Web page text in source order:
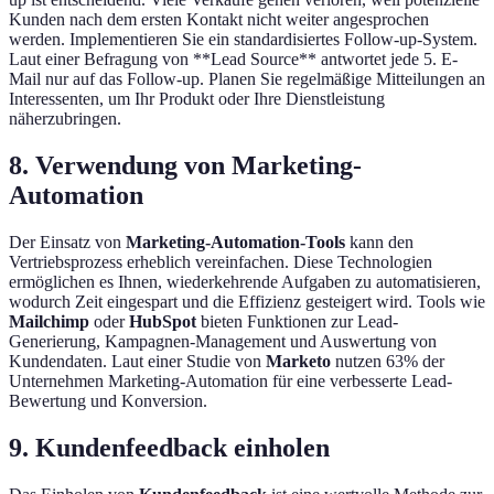
Kunden nach dem ersten Kontakt nicht weiter angesprochen
werden. Implementieren Sie ein standardisiertes Follow-up-System.
Laut einer Befragung von **Lead Source** antwortet jede 5. E-
Mail nur auf das Follow-up. Planen Sie regelmäßige Mitteilungen an
Interessenten, um Ihr Produkt oder Ihre Dienstleistung
näherzubringen.
8. Verwendung von Marketing-
Automation
Der Einsatz von Marketing-Automation-Tools kann den
Vertriebsprozess erheblich vereinfachen. Diese Technologien
ermöglichen es Ihnen, wiederkehrende Aufgaben zu automatisieren,
wodurch Zeit eingespart und die Effizienz gesteigert wird. Tools wie
Mailchimp oderHubSpot bieten Funktionen zur Lead-
Generierung, Kampagnen-Management und Auswertung von
Kundendaten. Laut einer Studie von Marketo nutzen 63% der
Unternehmen Marketing-Automation für eine verbesserte Lead-
Bewertung und Konversion.
9. Kundenfeedback einholen